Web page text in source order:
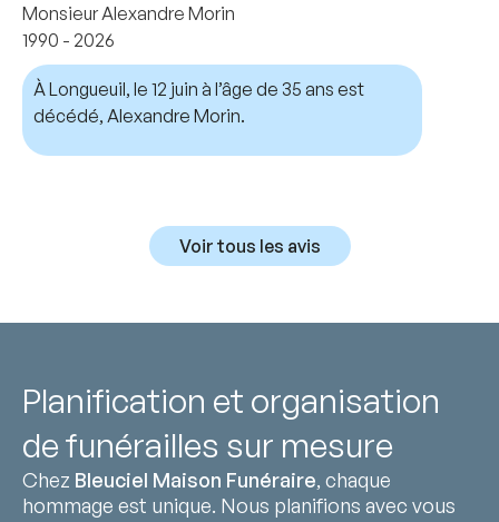
Monsieur Alexandre Morin
1990 - 2026
À Longueuil, le 12 juin à l’âge de 35 ans est
décédé, Alexandre Morin.
Voir tous les avis
Planification et organisation
de funérailles sur mesure
Chez Bleuciel Maison Funéraire, chaque
hommage est unique. Nous planifions avec vous